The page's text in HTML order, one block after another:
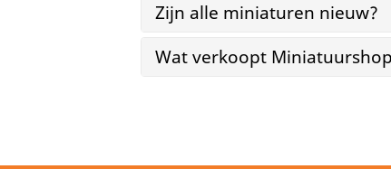
Zijn alle miniaturen nieuw?
Wat verkoopt